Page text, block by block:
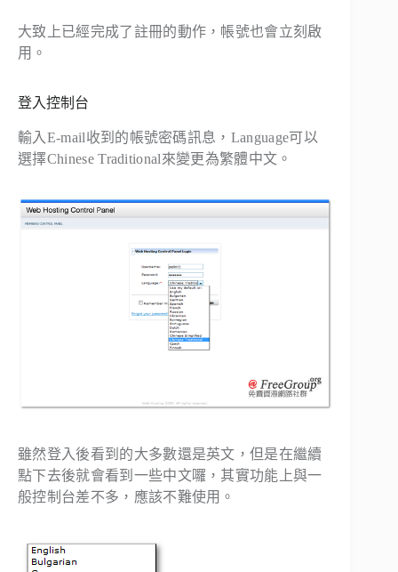
大致上已經完成了註冊的動作，帳號也會立刻啟
用。
登入控制台
輸入E-mail收到的帳號密碼訊息，Language可以
選擇Chinese Traditional來變更為繁體中文。
雖然登入後看到的大多數還是英文，但是在繼續
點下去後就會看到一些中文囉，其實功能上與一
般控制台差不多，應該不難使用。